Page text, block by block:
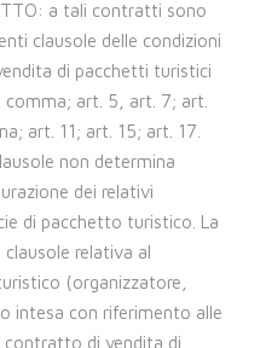
a tali contratti sono
clausole delle condizioni
di pacchetti turistici
art. 5, art. 7; art.
art. 11; art. 15; art. 17.
non determina
dei relativi
di pacchetto turistico. La
relativa al
(organizzatore,
intesa con riferimento alle
contratto di vendita di